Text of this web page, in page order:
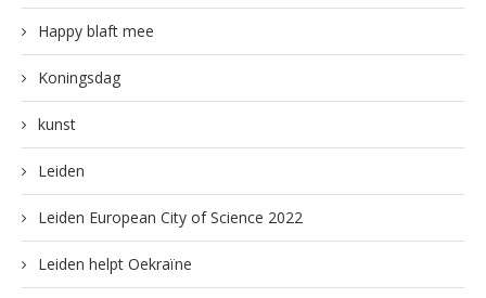
Happy blaft mee
Koningsdag
kunst
Leiden
Leiden European City of Science 2022
Leiden helpt Oekraïne